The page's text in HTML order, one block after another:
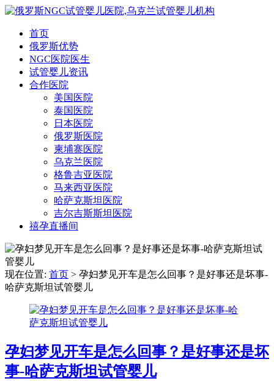
首页
俄罗斯优势
NGC医院医生
试管婴儿资讯
合作医院
美国医院
泰国医院
日本医院
俄罗斯医院
柬埔寨医院
乌克兰医院
格鲁吉亚医院
马来西亚医院
哈萨克斯坦医院
吉尔吉斯斯坦医院
禧孕直播间
现在位置: 首页 > 孕妇梦见开车是怎么回事？是好事还是坏事-
哈萨克斯坦试管婴儿
孕妇梦见开车是怎么回事？是好事还是坏
事-哈萨克斯坦试管婴儿